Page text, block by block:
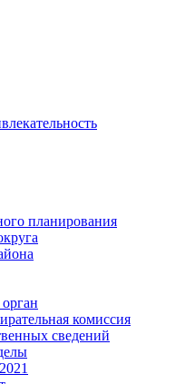
планирования
комиссия
сведений